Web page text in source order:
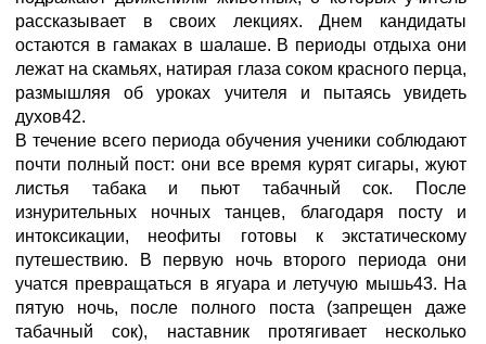
рассказывает в своих лекциях. Днем кандидаты
остаются в гамаках в шалаше. В периоды отдыха они
лежат на скамьях, натирая глаза соком красного перца,
размышляя об уроках учителя и пытаясь увидеть
духов42.
В течение всего периода обучения ученики соблюдают
почти полный пост: они все время курят сигары, жуют
листья табака и пьют табачный сок. После
изнурительных ночных танцев, благодаря посту и
интоксикации, неофиты готовы к экстатическому
путешествию. В первую ночь второго периода они
учатся превращаться в ягуара и летучую мышь43. На
пятую ночь, после полного поста (запрещен даже
табачный сок), наставник протягивает несколько